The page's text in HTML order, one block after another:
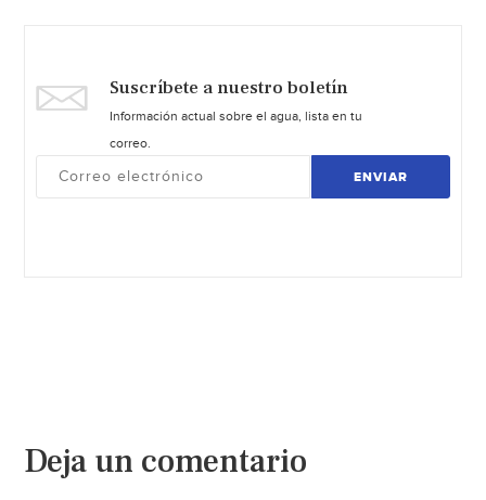
Suscríbete a nuestro boletín
Información actual sobre el agua, lista en tu
correo.
ENVIAR
Deja un comentario